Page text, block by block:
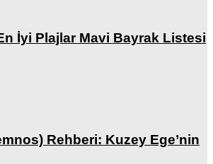
İyi Plajlar Mavi Bayrak Listesi
Rehberi: Kuzey Ege’nin